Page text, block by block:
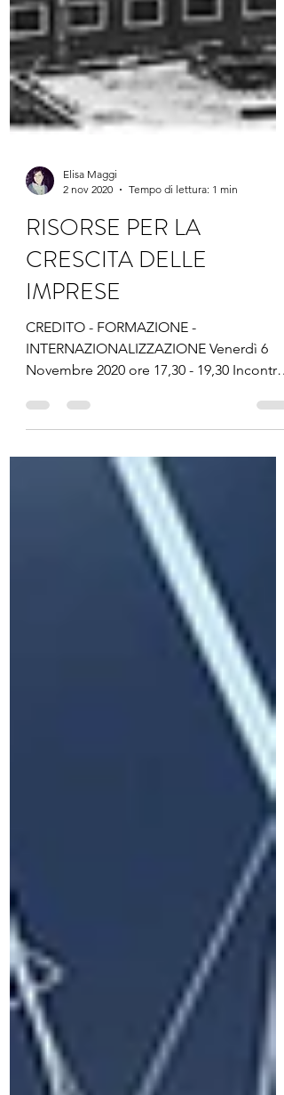
2 nov 2020
Tempo di lettura: 1 min
RISORSE PER LA
CRESCITA DELLE
IMPRESE
CREDITO - FORMAZIONE -
Novembre 2020 ore 17,30 - 19,30 Incontro
con le imprese del Casentino per...